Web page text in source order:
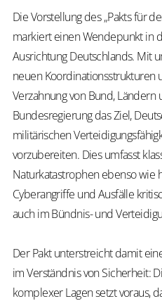
Die Vorstellung des „Pakts für
markiert einen Wendepunkt in
Ausrichtung Deutschlands. Mit
neuen Koordinationsstrukturen
Verzahnung von Bund,
Bundesregierung das Ziel,
militärischen
vorzubereiten. Dies umfasst
Naturkatastrophen ebenso wie
Cyberangriffe und Ausfälle
auch im Bündnis- und
Der Pakt unterstreicht damit
im Verständnis von Sicherheit:
komplexer Lagen setzt voraus,